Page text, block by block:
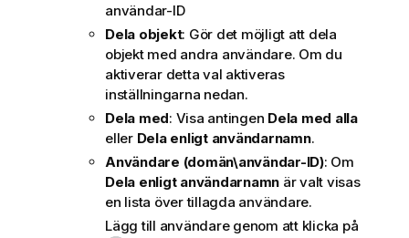
användar-ID
Dela objekt: Gör det möjligt att dela
objekt med andra användare. Om du
aktiverar detta val aktiveras
inställningarna nedan.
Dela med: Visa antingen Dela med alla
eller Dela enligt användarnamn.
Användare (domän\användar-ID): Om
Dela enligt användarnamn är valt visas
en lista över tillagda användare.
Lägg till användare genom att klicka på